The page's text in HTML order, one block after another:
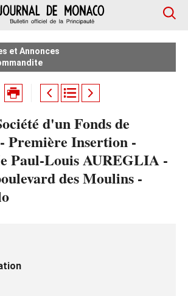
et Annonces
d'un Fonds de
Première Insertion -
Paul-Louis AUREGLIA -
des Moulins -